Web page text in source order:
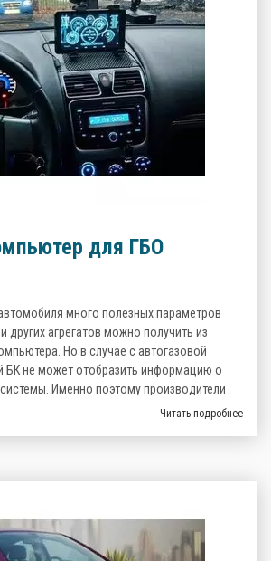
для ГБО
много полезных параметров
других агрегатов можно получить из
Но в случае с автогазовой
БК не может отобразить информацию о
Именно поэтому производители
предлагают альтернативные
Читать подробнее